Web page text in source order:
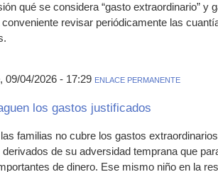
qué se considera “gasto extraordinario” y
revisar periódicamente las
09/04/2026 - 17:29 ENLACE PERMANENTE
los gastos justificados
familias no cubre los gastos
de su adversidad temprana que
de dinero. Ese mismo niño en la